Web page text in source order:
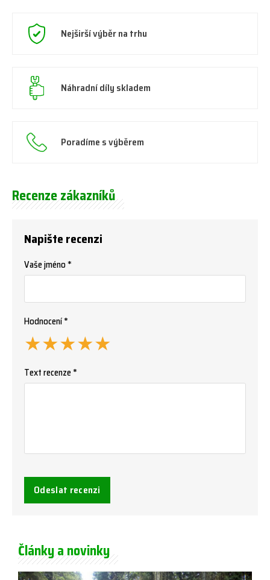
Nejširší výběr na trhu
Náhradní díly skladem
Poradíme s výběrem
Recenze zákazníků
Napište recenzi
Vaše jméno *
Hodnocení *
★
★
★
★
★
Text recenze *
Odeslat recenzi
Články a novinky